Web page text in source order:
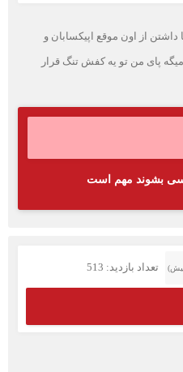
پا داشتن از اون موقع اپیکسابان و
پای من تو یه کفش تنگ قرار
بشوند مهم است
تعداد بازدید: 513